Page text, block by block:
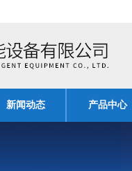
新闻动态 产品中心